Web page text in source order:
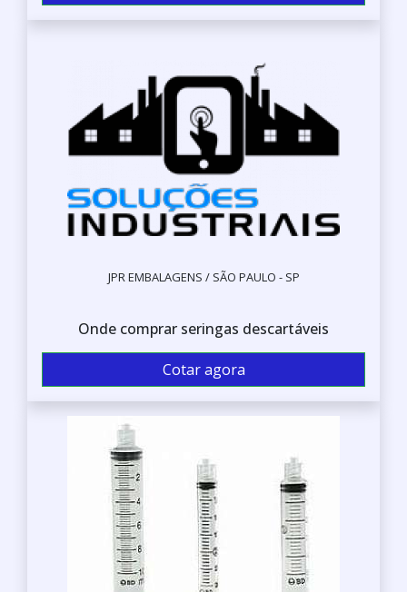
JPR EMBALAGENS / SÃO PAULO - SP
Onde comprar seringas descartáveis
Cotar agora